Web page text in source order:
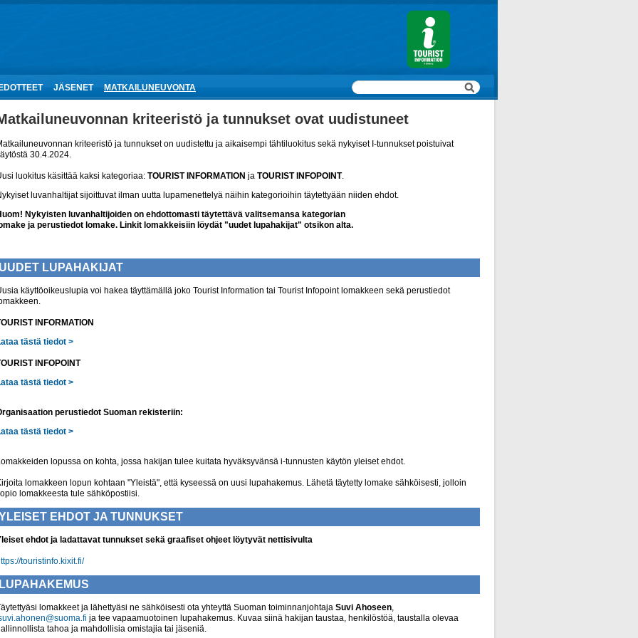
JÄSENET MATKAILUNEUVONTA
kriteeristö ja tunnukset ovat uudistuneet
kriteeristö ja tunnukset on uudistettu ja aikaisempi tähtiluokitus sekä nykyiset I-tunnukset poistuivat
30.4.2024.
luokitus käsittää kaksi kategoriaa: TOURIST INFORMATION ja TOURIST INFOPOINT.
luvanhaltijat sijoittuvat ilman uutta lupamenettelyä näihin kategorioihin täytettyään niiden ehdot.
Nykyisten luvanhaltijoiden on ehdottomasti täytettävä valitsemansa kategorian
ja perustiedot lomake. Linkit lomakkeisiin löydät "uudet lupahakijat" otsikon alta.
UUDET LUPAHAKIJAT
käyttöoikeuslupia voi hakea täyttämällä joko Tourist Information tai Tourist Infopoint lomakkeen sekä perustiedot
INFORMATION
tästä tiedot >
INFOPOINT
tästä tiedot >
perustiedot Suoman rekisteriin:
tästä tiedot >
lopussa on kohta, jossa hakijan tulee kuitata hyväksyvänsä i-tunnusten käytön yleiset ehdot.
lomakkeen lopun kohtaan "Yleistä", että kyseessä on uusi lupahakemus. Lähetä täytetty lomake sähköisesti, jolloin
lomakkeesta tule sähköpostiisi.
EHDOT JA TUNNUKSET
ehdot ja ladattavat tunnukset sekä graafiset ohjeet löytyvät nettisivulta
touristinfo.kixit.fi/
LUPAHAKEMUS
lomakkeet ja lähettyäsi ne sähköisesti ota yhteyttä Suoman toiminnanjohtaja Suvi Ahoseen
ja tee vapaamuotoinen lupahakemus. Kuvaa siinä hakijan taustaa, henkilöstöä, taustalla olevaa
tahoa ja mahdollisia omistajia tai jäseniä.